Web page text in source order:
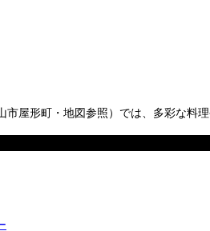
屋形町・地図参照）では、多彩な